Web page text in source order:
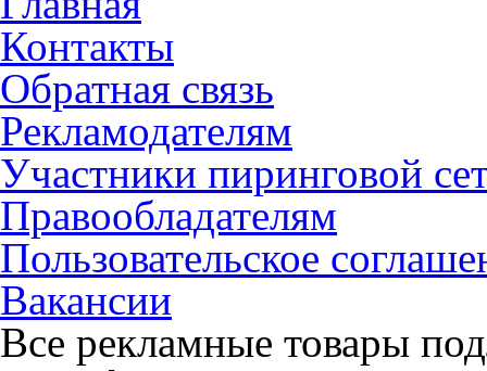
Контакты
Обратная связь
Рекламодателям
Участники пиринговой
Правообладателям
Пользовательское
Вакансии
Все рекламные товары